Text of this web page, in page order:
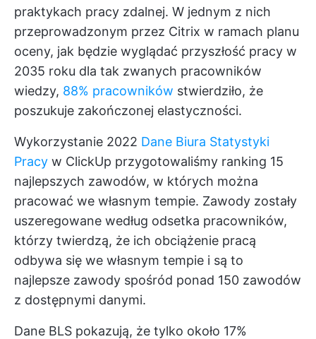
praktykach pracy zdalnej. W jednym z nich
przeprowadzonym przez Citrix w ramach planu
oceny, jak będzie wyglądać przyszłość pracy w
2035 roku dla tak zwanych pracowników
wiedzy, 88% pracowników stwierdziło, że
poszukuje zakończonej elastyczności.
Wykorzystanie 2022 Dane Biura Statystyki
Pracy w ClickUp przygotowaliśmy ranking 15
najlepszych zawodów, w których można
pracować we własnym tempie. Zawody zostały
uszeregowane według odsetka pracowników,
którzy twierdzą, że ich obciążenie pracą
odbywa się we własnym tempie i są to
najlepsze zawody spośród ponad 150 zawodów
z dostępnymi danymi.
Dane BLS pokazują, że tylko około 17%